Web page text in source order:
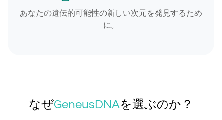
あなたの遺伝的可能性の新しい次元を発見するため
に。
なぜGeneusDNAを選ぶのか？